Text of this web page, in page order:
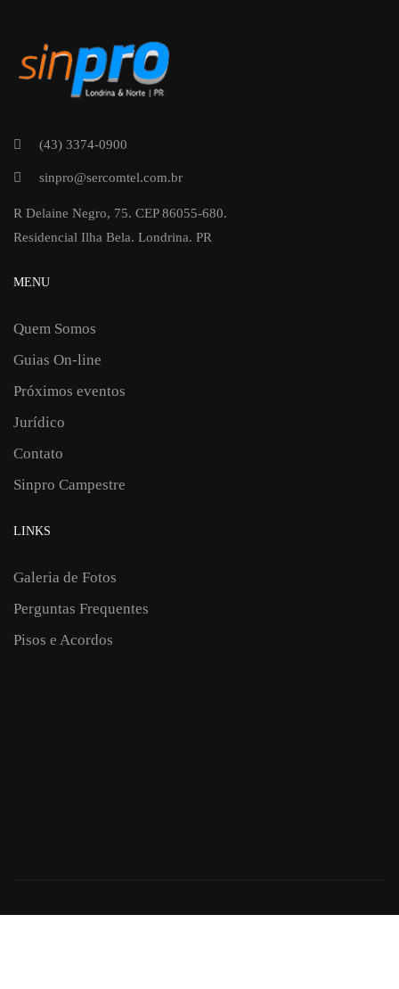
(43) 3374-0900
sinpro@sercomtel.com.br
R Delaine Negro, 75. CEP 86055-680.
Residencial Ilha Bela. Londrina. PR
MENU
Quem Somos
Guias On-line
Próximos eventos
Jurídico
Contato
Sinpro Campestre
LINKS
Galeria de Fotos
Perguntas Frequentes
Pisos e Acordos